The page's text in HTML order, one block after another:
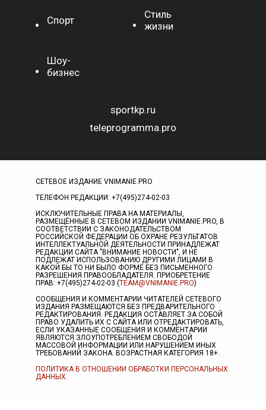
Спорт
Стиль
жизни
Шоу-
бизнес
sportkp.ru
teleprogramma.pro
СЕТЕВОЕ ИЗДАНИЕ VNIMANIE.PRO
ТЕЛЕФОН РЕДАКЦИИ: +7(495)274-02-03
ИСКЛЮЧИТЕЛЬНЫЕ ПРАВА НА МАТЕРИАЛЫ,
РАЗМЕЩЁННЫЕ В СЕТЕВОМ ИЗДАНИИ VNIMANIE.PRO, В
СООТВЕТСТВИИ С ЗАКОНОДАТЕЛЬСТВОМ
РОССИЙСКОЙ ФЕДЕРАЦИИ ОБ ОХРАНЕ РЕЗУЛЬТАТОВ
ИНТЕЛЛЕКТУАЛЬНОЙ ДЕЯТЕЛЬНОСТИ ПРИНАДЛЕЖАТ
РЕДАКЦИИ САЙТА "ВНИМАНИЕ НОВОСТИ", И НЕ
ПОДЛЕЖАТ ИСПОЛЬЗОВАНИЮ ДРУГИМИ ЛИЦАМИ В
КАКОЙ БЫ ТО НИ БЫЛО ФОРМЕ БЕЗ ПИСЬМЕННОГО
РАЗРЕШЕНИЯ ПРАВООБЛАДАТЕЛЯ. ПРИОБРЕТЕНИЕ
ПРАВ: +7(495)274-02-03 (TEAM@VNIMANIE.PRO)
СООБЩЕНИЯ И КОММЕНТАРИИ ЧИТАТЕЛЕЙ СЕТЕВОГО
ИЗДАНИЯ РАЗМЕЩАЮТСЯ БЕЗ ПРЕДВАРИТЕЛЬНОГО
РЕДАКТИРОВАНИЯ. РЕДАКЦИЯ ОСТАВЛЯЕТ ЗА СОБОЙ
ПРАВО УДАЛИТЬ ИХ С САЙТА ИЛИ ОТРЕДАКТИРОВАТЬ,
ЕСЛИ УКАЗАННЫЕ СООБЩЕНИЯ И КОММЕНТАРИИ
ЯВЛЯЮТСЯ ЗЛОУПОТРЕБЛЕНИЕМ СВОБОДОЙ
МАССОВОЙ ИНФОРМАЦИИ ИЛИ НАРУШЕНИЕМ ИНЫХ
ТРЕБОВАНИЙ ЗАКОНА. ВОЗРАСТНАЯ КАТЕГОРИЯ 18+.
ПОЛИТИКА В ОТНОШЕНИИ ОБРАБОТКИ ПЕРСОНАЛЬНЫХ
ДАННЫХ.